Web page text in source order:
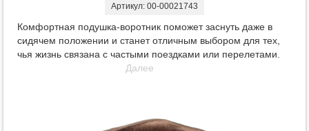
Артикул: 00-00021743
Комфортная подушка-воротник поможет заснуть даже в
сидячем положении и станет отличным выбором для тех,
чья жизнь связана с частыми поездками или перелетами.
Далее